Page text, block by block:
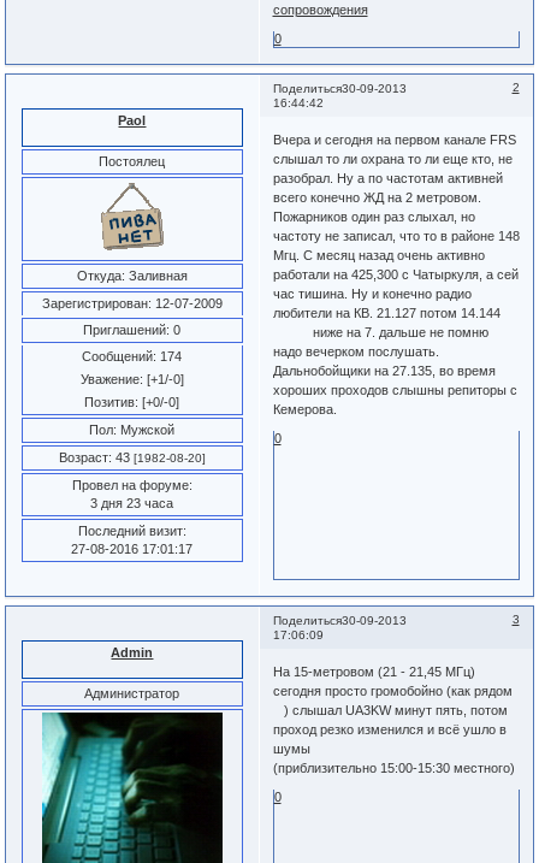
сопровождения
0
Поделиться 2
30-09-2013
16:44:42
Paol
Постоялец
Откуда: Заливная
Зарегистрирован: 12-07-2009
Приглашений: 0
Сообщений: 174
Уважение: [+1/-0]
Позитив: [+0/-0]
Пол: Мужской
Возраст: 43 [1982-08-20]
Провел на форуме:
3 дня 23 часа
Последний визит:
27-08-2016 17:01:17
Вчера и сегодня на первом канале FRS
слышал то ли охрана то ли еще кто, не
разобрал. Ну а по частотам активней
всего конечно ЖД на 2 метровом.
Пожарников один раз слыхал, но
частоту не записал, что то в районе 148
Мгц. С месяц назад очень активно
работали на 425,300 с Чатыркуля, а сей
час тишина. Ну и конечно радио
любители на КВ. 21.127 потом 14.144
ниже на 7. дальше не помню
надо вечерком послушать.
Дальнобойщики на 27.135, во время
хороших проходов слышны репиторы с
Кемерова.
0
Поделиться 3
30-09-2013
17:06:09
Admin
Администратор
На 15-метровом (21 - 21,45 МГц)
сегодня просто громобойно (как рядом
) слышал UA3KW минут пять, потом
проход резко изменился и всё ушло в
шумы
(приблизительно 15:00-15:30 местного)
0